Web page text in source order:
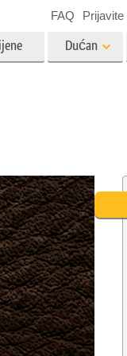
Obnova
Dućan
FAQ Prijavite